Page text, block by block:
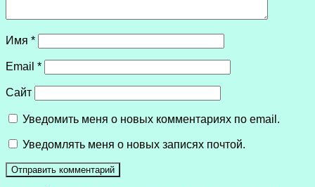
Имя *
Email *
Сайт
Уведомить меня о новых комментариях по email.
Уведомлять меня о новых записях почтой.